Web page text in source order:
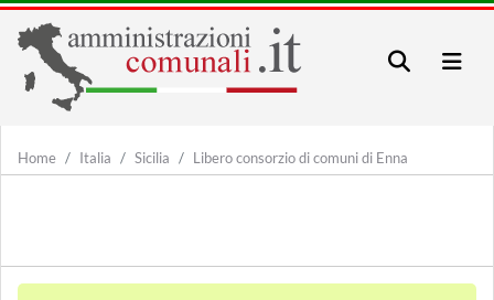
Home Italia Sicilia Libero consorzio di comuni di Enna